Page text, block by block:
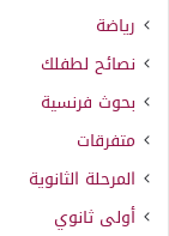
رياضة
نصائح لطفلك
بحوث فرنسية
متفرقات
المرحلة الثانوية
أولى ثانوي